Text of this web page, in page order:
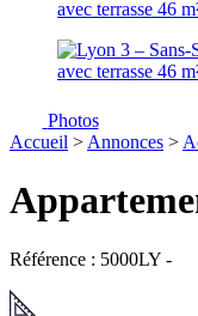
Photos
Accueil > Annonces >
Référence : 5000LY -